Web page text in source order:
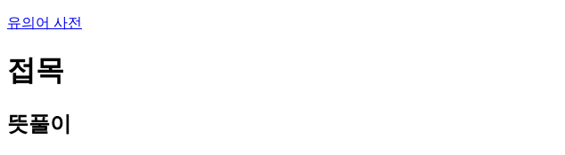
유의어 사전
접목
뜻풀이